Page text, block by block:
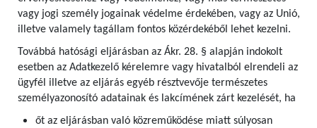
vagy jogi személy jogainak védelme érdekében, vagy az Unió,
illetve valamely tagállam fontos közérdekéből lehet kezelni.
Továbbá hatósági eljárásban az Ákr. 28. § alapján indokolt
esetben az Adatkezelő kérelemre vagy hivatalból elrendeli az
ügyfél illetve az eljárás egyéb résztvevője természetes
személyazonosító adatainak és lakcímének zárt kezelését, ha
őt az eljárásban való közreműködése miatt súlyosan